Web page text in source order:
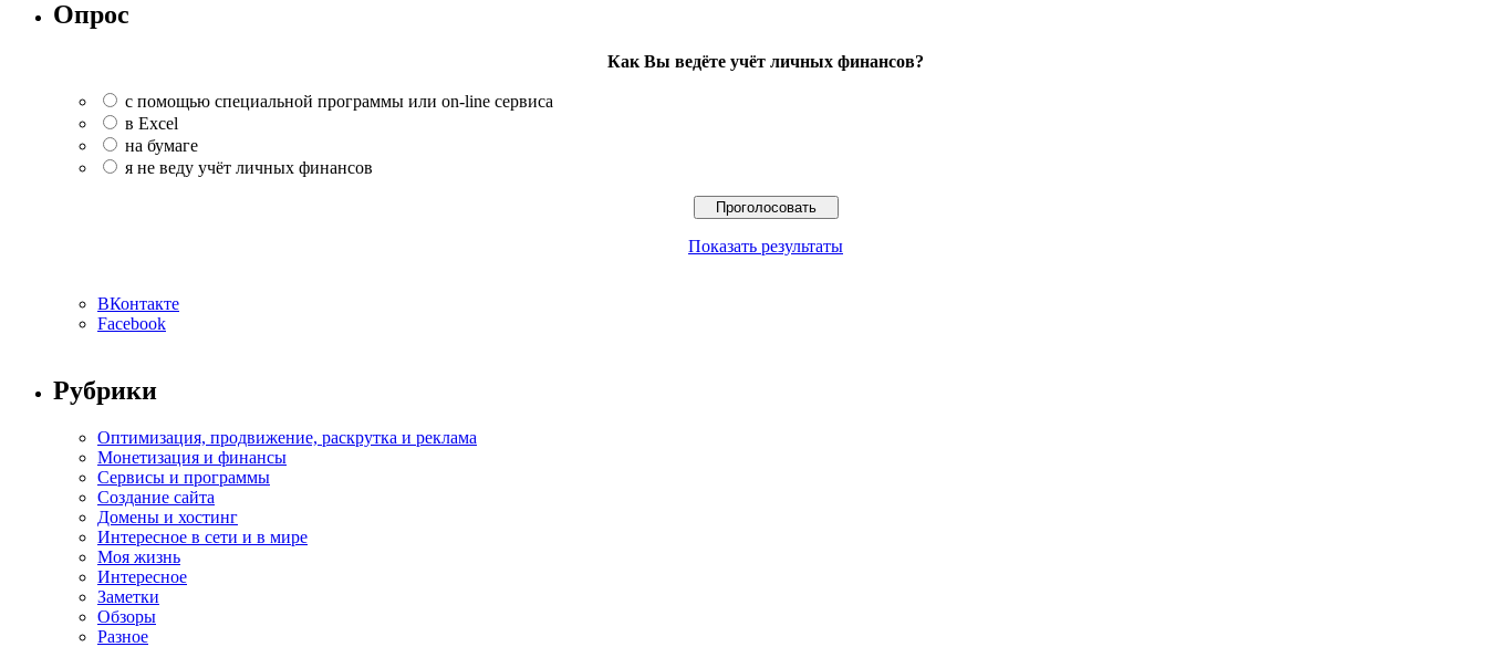
Опрос
Как Вы ведёте учёт личных финансов?
с помощью специальной программы или on-line сервиса
в Excel
на бумаге
я не веду учёт личных финансов
Показать результаты
ВКонтакте
Facebook
Рубрики
Оптимизация, продвижение, раскрутка и реклама
Монетизация и финансы
Сервисы и программы
Создание сайта
Домены и хостинг
Интересное в сети и в мире
Моя жизнь
Интересное
Заметки
Обзоры
Разное